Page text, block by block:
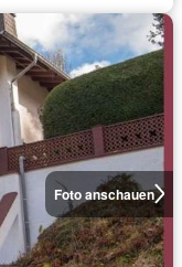
Foto anschauen